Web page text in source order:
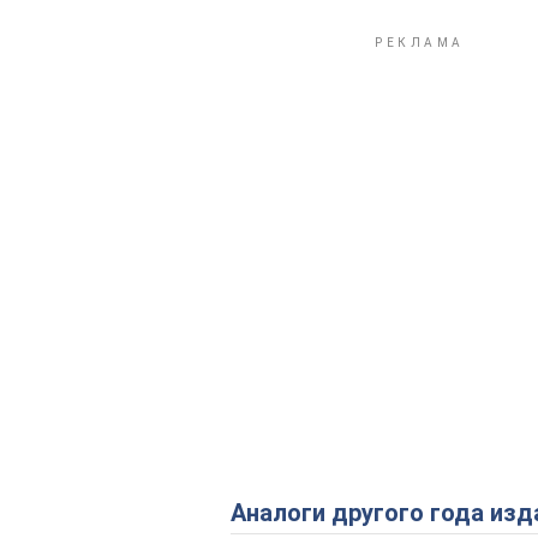
Аналоги другого года